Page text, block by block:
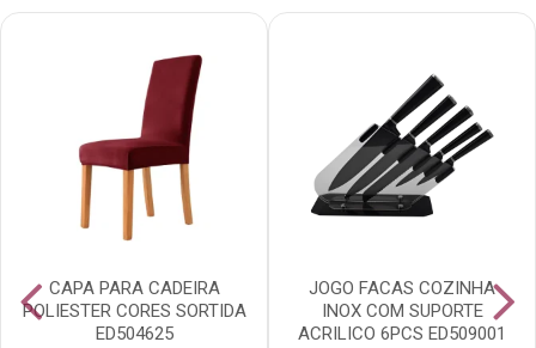
CAPA PARA CADEIRA
POLIESTER CORES SORTIDA
ED504625
JOGO FACAS COZINHA
INOX COM SUPORTE
ACRILICO 6PCS ED509001